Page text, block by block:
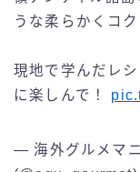
うな柔らかくコ
現地で学んだレ
に楽しんで！
— 海外グルメマ